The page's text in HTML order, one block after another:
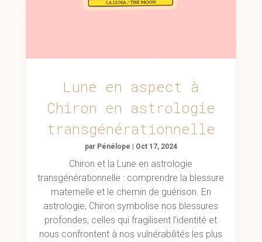
Lune en aspect à
Chiron en astrologie
transgénérationnelle
par Pénélope Oct 17, 2024
Chiron et la Lune en astrologie
transgénérationnelle : comprendre la blessure
maternelle et le chemin de guérison. En
astrologie, Chiron symbolise nos blessures
profondes, celles qui fragilisent l’identité et
nous confrontent à nos vulnérabilités les plus